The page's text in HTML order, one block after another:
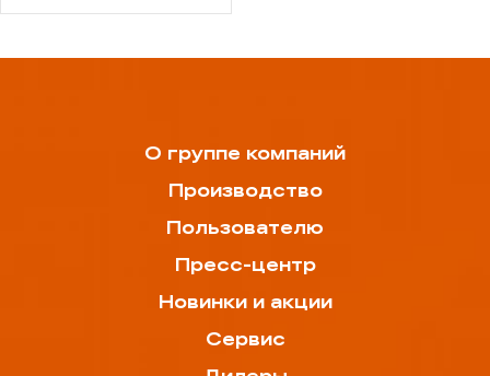
О группе компаний
Производство
Пользователю
Пресс-центр
Новинки и акции
Сервис